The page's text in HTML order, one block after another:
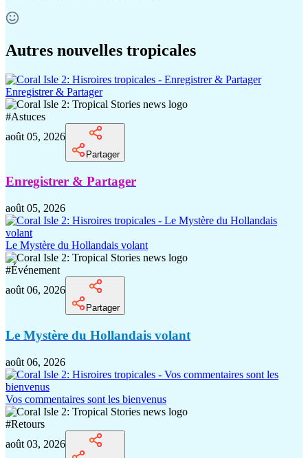
Autres nouvelles tropicales
Enregistrer & Partager
#Astuces
août 05, 2026
Partager
Enregistrer & Partager
août 05, 2026
Le Mystère du Hollandais volant
#Événement
août 06, 2026
Partager
Le Mystère du Hollandais volant
août 06, 2026
Vos commentaires sont les bienvenus
#Retours
août 03, 2026